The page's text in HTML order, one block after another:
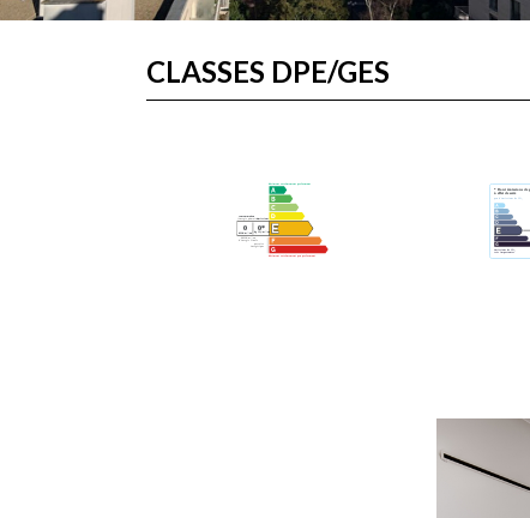
CLASSES DPE/GES